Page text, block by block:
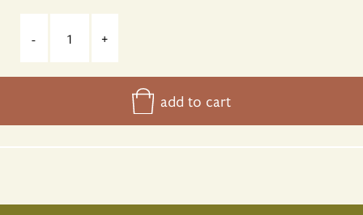
- +
add to cart